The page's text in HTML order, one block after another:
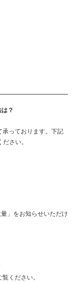
？
承っております。下記
さい。
」をお知らせいただけ
覧ください。